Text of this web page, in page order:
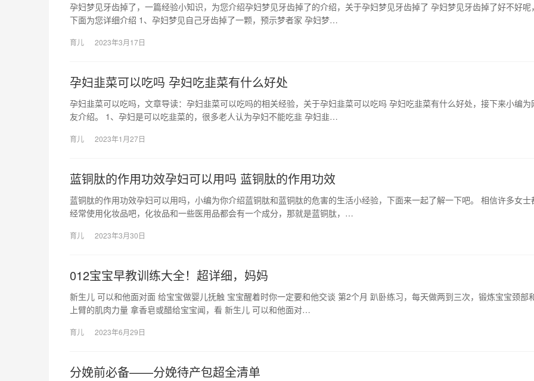
孕妇梦见牙齿掉了，一篇经验小知识，为您介绍孕妇梦见牙齿掉了的介绍，关于孕妇梦见牙齿掉了 孕妇梦见牙齿掉了好不好呢
下面为您详细介绍 1、孕妇梦见自己牙齿掉了一颗，预示梦者家 孕妇梦…
育儿 2023年3月17日
孕妇韭菜可以吃吗 孕妇吃韭菜有什么好处
孕妇韭菜可以吃吗，文章导读：孕妇韭菜可以吃吗的相关经验，关于孕妇韭菜可以吃吗 孕妇吃韭菜有什么好处，接下来小编为
友介绍。 1、孕妇是可以吃韭菜的，很多老人认为孕妇不能吃韭 孕妇韭…
育儿 2023年1月27日
蓝铜肽的作用功效孕妇可以用吗 蓝铜肽的作用功效
蓝铜肽的作用功效孕妇可以用吗，小编为你介绍蓝铜肽和蓝铜肽的危害的生活小经验，下面来一起了解一下吧。 相信许多女士
经常使用化妆品吧，化妆品和一些医用品都会有一个成分，那就是蓝铜肽，…
育儿 2023年3月30日
012宝宝早教训练大全！超详细，妈妈
新生儿 可以和他面对面 给宝宝做婴儿抚触 宝宝醒着时你一定要和他交谈 第2个月 趴卧练习，每天做两到三次，锻炼宝宝颈部
上臂的肌肉力量 拿香皂或醋给宝宝闻，看 新生儿 可以和他面对…
育儿 2023年6月29日
分娩前必备——分娩待产包超全清单